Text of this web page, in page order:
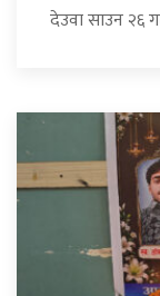
देउवा साउन २६